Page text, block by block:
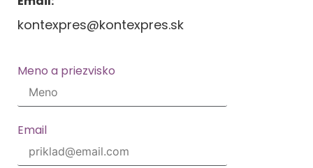
kontexpres@kontexpres.sk
Meno a priezvisko
Email